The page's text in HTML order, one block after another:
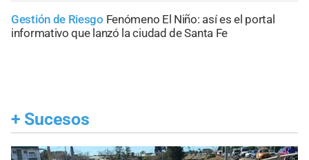
Gestión de Riesgo Fenómeno El Niño: así es el portal
informativo que lanzó la ciudad de Santa Fe
+ Sucesos